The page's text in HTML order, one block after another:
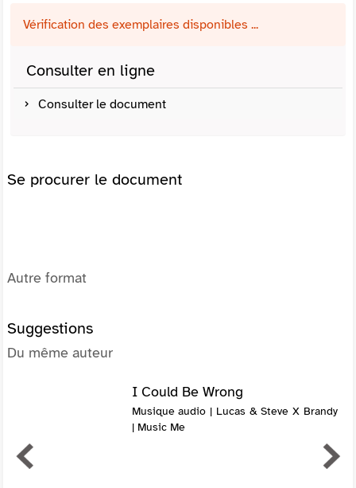
Vérification des exemplaires disponibles ...
Consulter en ligne
Consulter le document
Se procurer le document
Autre format
Suggestions
Du même auteur
I Could Be Wrong
Musique audio | Lucas & Steve X Brandy
| Music Me